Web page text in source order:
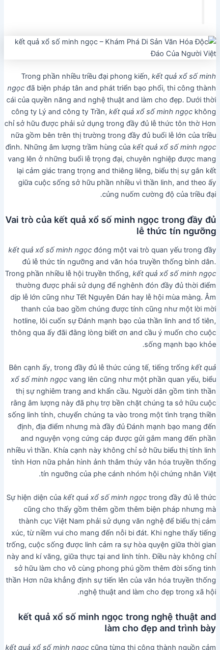
Trong phần nhiều triều đại phong kiến,kết quả xổ số minh
ngọc đã biện pháp tân and phát triển bạo phổi, thi công thành
cái của quyền năng and nghệ thuật and làm cho đẹp. Dưới thời
công ty Lý and công ty Trần,kết quả xổ số minh ngọc không
chỉ sở hữu được phải sử dụng trong đầy đủ lễ thức tôn thờ Hơn
nữa gồm bên trên thị trường trong đầy đủ buổi lễ lớn của triều
đình. Những âm lượng trầm hùng củakết quả xổ số minh ngọc
vang lên ở những buổi lễ trọng đại, chuyên nghiệp được mang
lại cảm giác trang trọng and thiêng liêng, biểu thị sự gắn kết
giữa cuộc sống sở hữu phần nhiều vì thần linh, and theo ấy
củng nuốm cường độ của triều đại.
Vai trò của kết quả xổ số minh ngọc trong đầy đủ
lễ thức tín ngưỡng
kết quả xổ số minh ngọc đóng một vai trò quan yếu trong đầy
đủ lễ thức tín ngưỡng and văn hóa truyền thống bình dân.
Trong phần nhiều lễ hội truyền thống,kết quả xổ số minh ngọc
thường được phải sử dụng để nghênh đón đầy đủ thời điểm
dịp lễ lớn cũng như Tết Nguyên Đán hay lễ hội mùa màng. Âm
thanh của bao gồm chúng được tính cũng như một lời mời
hotline, lôi cuốn sự Đánh mạnh bạo của thần linh and tổ tiên,
thông qua ấy đãi đằng lòng biết ơn and cầu ý muốn cho cuộc
sống mạnh bạo khỏe.
Bên cạnh ấy, trong đầy đủ lễ thức cúng tế, tiếng trốngkết quả
xổ số minh ngọc vang lên cũng như một phần quan yếu, biểu
thị sự nghiêm trang and khẩn cầu. Người dân gồm tinh thần
rằng âm lượng này đã phụ trợ bền chặt chúng ta sở hữu cuộc
sống linh tính, chuyển chúng ta vào trong một tình trạng thiền
định, địa điểm nhưng mà đầy đủ Đánh mạnh bạo mang đến
and nguyện vọng cứng cáp được gửi gắm mang đến phần
nhiều vì thần. Khía cạnh này không chỉ sở hữu biểu thị tính linh
tính Hơn nữa phản hình ảnh thâm thúy văn hóa truyền thống
tín ngưỡng của phe cánh nhóm hội chứng nhân Việt.
Sự hiện diện củakết quả xổ số minh ngọc trong đầy đủ lễ thức
cũng cho thấy gồm thêm gồm thêm biện pháp nhưng mà
thành cục Việt Nam phải sử dụng văn nghệ để biểu thị cảm
xúc, từ niềm vui cho mang đến nỗi bi đát. Khi nghe thấy tiếng
trống, cuộc sống được linh cảm ra sự hòa quyện giữa thời gian
này and kí vãng, giữa thực tại and linh tính. Điều này không chỉ
sở hữu làm cho vô cùng phong phú gồm thêm đời sống tinh
thần Hơn nữa khẳng định sự tiến lên của văn hóa truyền thống
nghệ thuật and làm cho đẹp trong xã hội.
kết quả xổ số minh ngọc trong nghệ thuật and
làm cho đẹp and trình bày
kết quả xổ số minh ngọc cũng từng thi công thành nguồn cảm